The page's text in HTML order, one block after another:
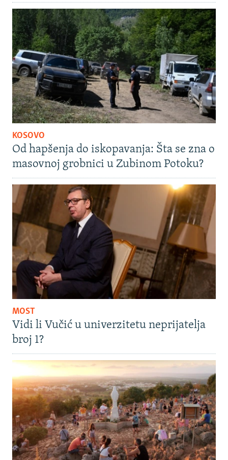
KOSOVO
Od hapšenja do iskopavanja: Šta se zna o
masovnoj grobnici u Zubinom Potoku?
MOST
Vidi li Vučić u univerzitetu neprijatelja
broj 1?